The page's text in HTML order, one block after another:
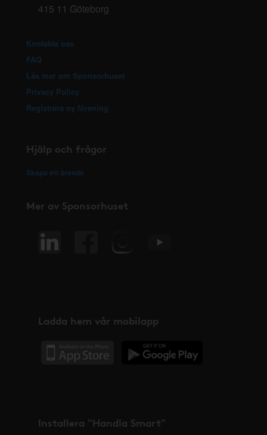
415 11 Göteborg
Kontakta oss
FAQ
Läs mer om Sponsorhuset
Privacy Policy
Registrera ny förening
Hjälp och frågor
Skapa ett ärende
Mer av Sponsorhuset
Ladda hem vår mobilapp
Installera "Handla Smart"